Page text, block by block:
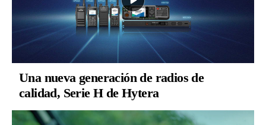
Una nueva generación de radios de
calidad, Serie H de Hytera